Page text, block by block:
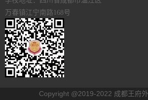
万春镇江宁南路168号
Copyright @2019-2022 成都王府